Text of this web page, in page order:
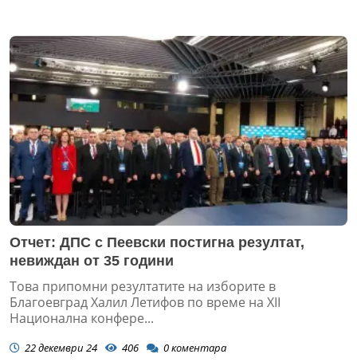
Отчет: ДПС с Пеевски постигна резултат,
невиждан от 35 години
Това припомни резултатите на изборите в
Благоевград Халил Летифов по време на ХІІ
Национална конфере...
22 декември 24 406 0коментара